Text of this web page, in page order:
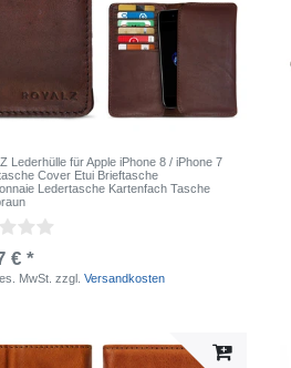
Lederhülle für Apple iPhone 8 / iPhone 7
Cover Etui Brieftasche
Ledertasche Kartenfach Tasche
€ *
MwSt. zzgl.Versandkosten